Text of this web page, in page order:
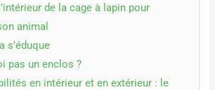
de la cage à lapin pour
animal
s’éduque
pas un enclos ?
en intérieur et en extérieur : le